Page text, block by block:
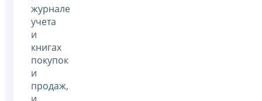
журнале
учета
и
книгах
покупок
и
продаж,